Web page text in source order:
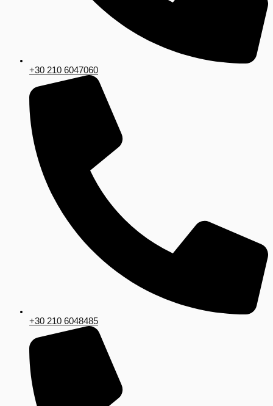
+30 210 6047060
+30 210 6048485